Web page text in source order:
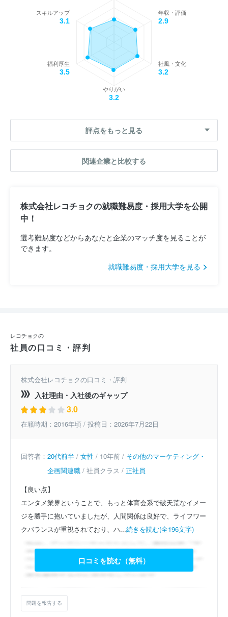
年収・評価
2.9
社風・文化
3.2
やりがい
3.2
福利厚生
3.5
スキルアップ
3.1
評点をもっと見る
関連企業と比較する
株式会社レコチョクの就職難易度・採用大学を公開
中！
選考難易度などからあなたと企業のマッチ度を見ることが
できます。
就職難易度・採用大学を見る
レコチョクの
社員の口コミ・評判
株式会社レコチョクの口コミ・評判
入社理由・入社後のギャップ
3.0
在籍時期：2016年頃 / 投稿日：2026年7月22日
回答者： 20代前半 / 女性 / 10年前 / その他のマーケティング・
企画関連職 / 社員クラス / 正社員
【良い点】
エンタメ業界ということで、もっと体育会系で破天荒なイメー
ジを勝手に抱いていましたが、人間関係は良好で、ライフワー
クバランスが重視されており、ハ...続きを読む(全196文字)
口コミを読む（無料）
問題を報告する